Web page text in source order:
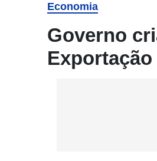
Economia
Governo